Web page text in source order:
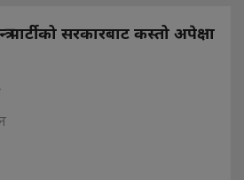
पार्टीको सरकारबाट कस्तो अपेक्षा